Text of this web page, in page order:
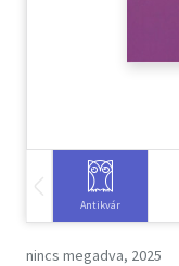
Vallás
Antikvár
nincs megadva, 2025